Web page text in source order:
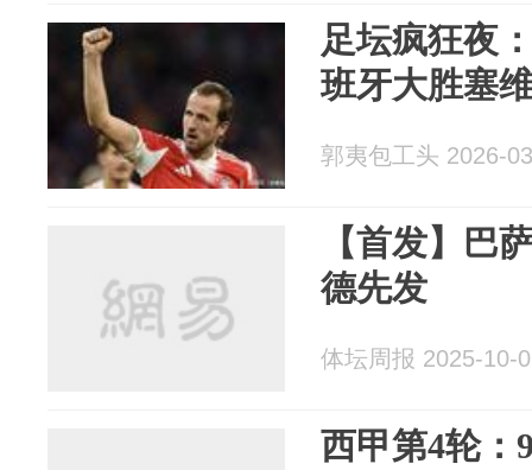
足坛疯狂夜
班牙大胜塞
郭夷包工头 2026-
【首发】巴
德先发
体坛周报 2025-10-
西甲第4轮：